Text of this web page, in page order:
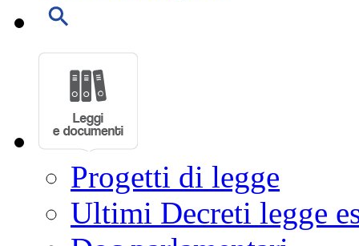
Progetti di legge
Ultimi Decreti legge